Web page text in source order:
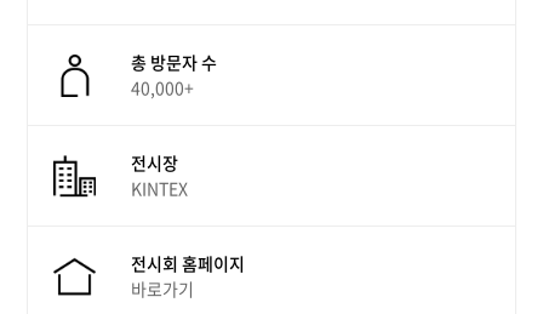
총 방문자 수
40,000+
전시장
KINTEX
전시회 홈페이지
바로가기